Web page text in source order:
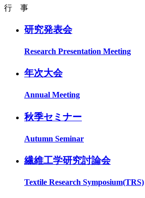
行 事
研究発表会
Research Presentation Meeting
年次大会
Annual Meeting
秋季セミナー
Autumn Seminar
繊維工学研究討論会
Textile Research Symposium(TRS)